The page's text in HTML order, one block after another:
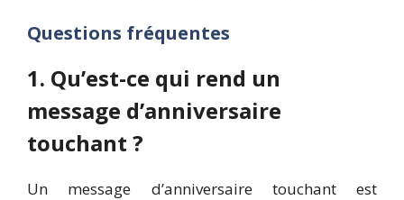
Questions fréquentes
1. Qu’est-ce qui rend un
message d’anniversaire
touchant ?
Un message d’anniversaire touchant est